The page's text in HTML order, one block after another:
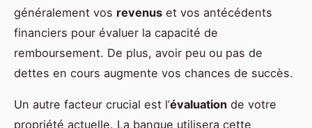
généralement vos revenus et vos antécédents
financiers pour évaluer la capacité de
remboursement. De plus, avoir peu ou pas de
dettes en cours augmente vos chances de succès.
Un autre facteur crucial est l’évaluation de votre
propriété actuelle. La banque utilisera cette